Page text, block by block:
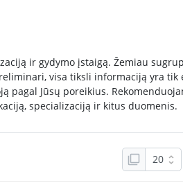
ir gydymo įstaigą. Žemiau
visa tiksli informaciją yra tik
pagal Jūsų poreikius.
specializaciją ir kitus duomenis.